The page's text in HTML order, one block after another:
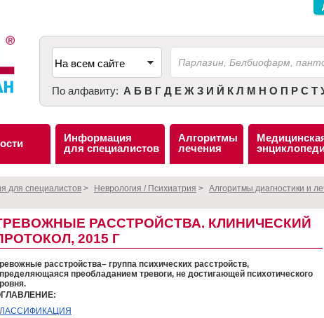
По алфавиту: А Б В Г Д Е Ж З И Й К Л М Н О П Р С Т
Информация
для специалистов
Алгоритмы
лечения
для специалистов > Неврология / Психиатрия > Алгоритмы диагностики и
РАССТРОЙСТВА. КЛИНИЧЕСКИЙ
2015 Г
расстройства– группа психических расстройств,
преобладанием тревоги, не достигающей психотического